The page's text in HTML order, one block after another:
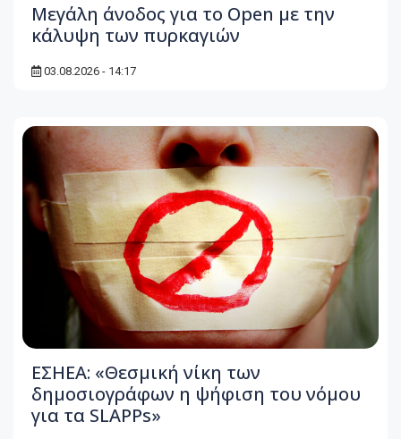
Μεγάλη άνοδος για το Open με την
κάλυψη των πυρκαγιών
03.08.2026 - 14:17
ΕΣΗΕΑ: «Θεσμική νίκη των
δημοσιογράφων η ψήφιση του νόμου
για τα SLAPPs»